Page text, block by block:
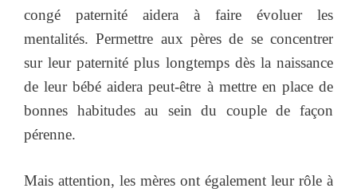
congé paternité aidera à faire évoluer les
mentalités. Permettre aux pères de se concentrer
sur leur paternité plus longtemps dès la naissance
de leur bébé aidera peut-être à mettre en place de
bonnes habitudes au sein du couple de façon
pérenne.
Mais attention, les mères ont également leur rôle à